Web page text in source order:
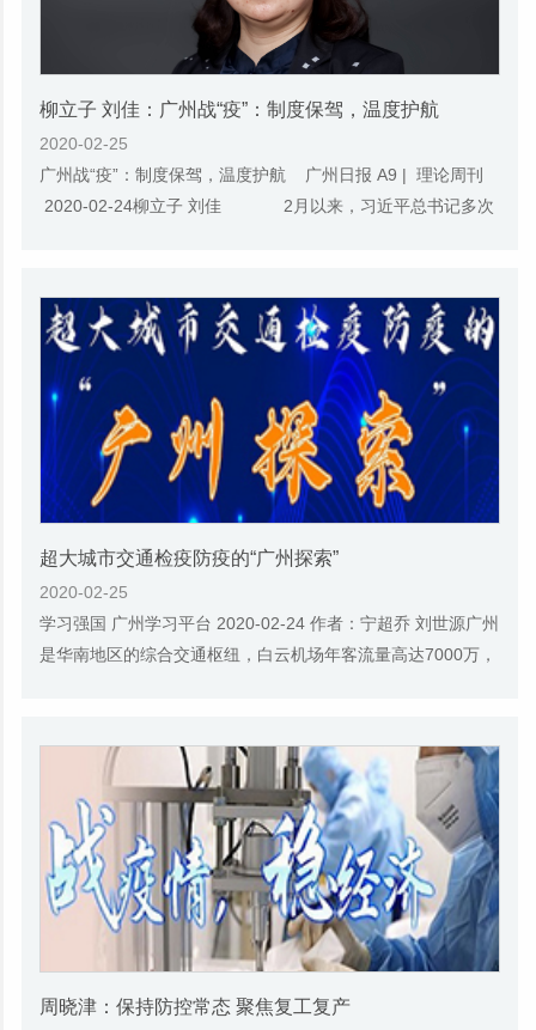
柳立子 刘佳：广州战“疫”：制度保驾，温度护航
2020-02-25
广州战“疫”：制度保驾，温度护航 广州日报 A9 | 理论周刊
2020-02-24柳立子 刘佳 2月以来，习近平总书记多次
超大城市交通检疫防疫的“广州探索”
2020-02-25
学习强国 广州学习平台 2020-02-24 作者：宁超乔 刘世源广州
是华南地区的综合交通枢纽，白云机场年客流量高达7000万，
周晓津：​保持防控常态 聚焦复工复产